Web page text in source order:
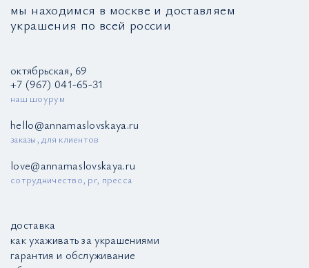
мы находимся в москве и доставляем
украшения по всей россии
октябрьская, 69
+7 (967) 041-65-31
наш шоурум
hello@annamaslovskaya.ru
заказы, для клиентов
love@annamaslovskaya.ru
сотрудничество, pr, пресса
доставка
как ухаживать за украшениями
гарантия и обслуживание